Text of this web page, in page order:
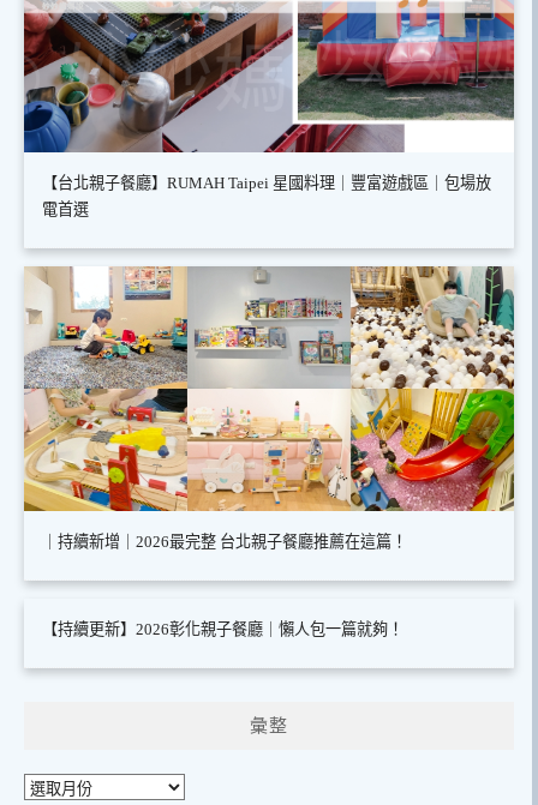
【台北親子餐廳】RUMAH Taipei 星國料理｜豐富遊戲區｜包場放
電首選
｜持續新增｜2026最完整 台北親子餐廳推薦在這篇！
【持續更新】2026彰化親子餐廳｜懶人包一篇就夠！
彙整
彙